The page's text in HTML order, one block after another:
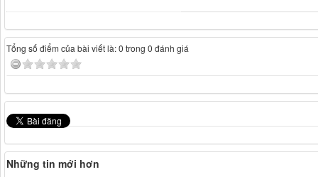
Tổng số điểm của bài viết là: 0 trong 0 đánh giá
Những tin mới hơn